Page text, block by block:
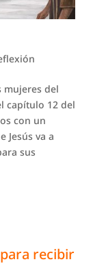
mujeres del
capítulo 12 del
con un
Jesús va a
sus
recibir